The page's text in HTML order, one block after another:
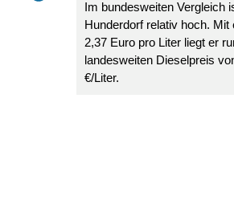
Im bundesweiten Vergleich
Hunderdorf relativ hoch.
2,37 Euro pro Liter liegt er
landesweiten Dieselpreis
€/Liter.